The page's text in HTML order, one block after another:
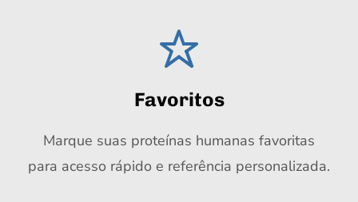
Favoritos
Marque suas proteínas humanas favoritas
para acesso rápido e referência personalizada.